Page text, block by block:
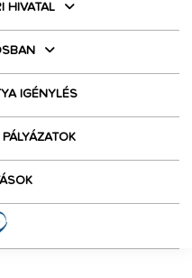
HIVATAL
IGÉNYLÉS